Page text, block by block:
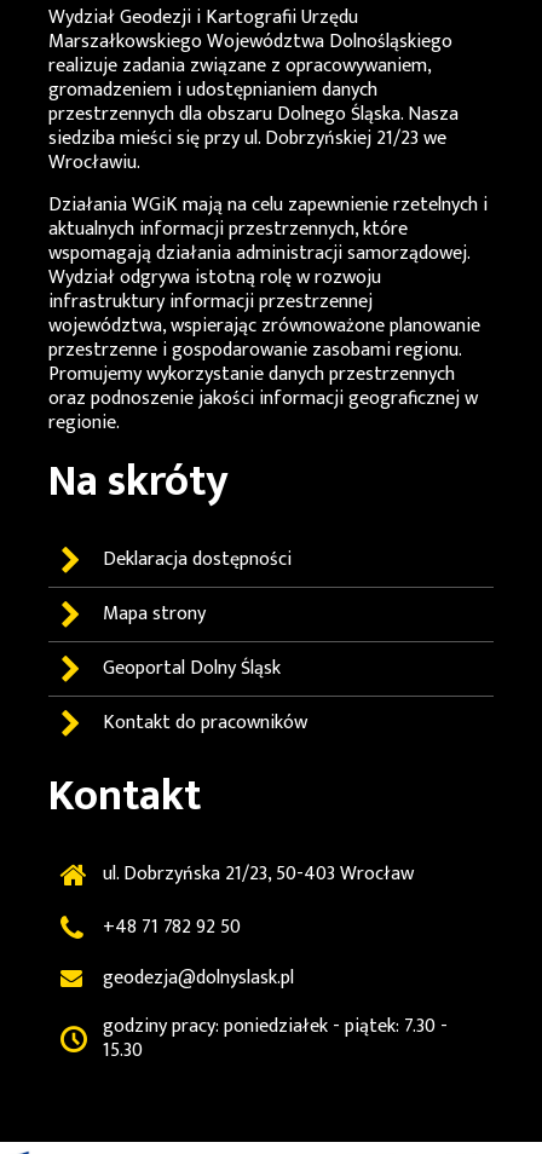
Wydział Geodezji i Kartografii Urzędu
Marszałkowskiego Województwa Dolnośląskiego
realizuje zadania związane z opracowywaniem,
gromadzeniem i udostępnianiem danych
przestrzennych dla obszaru Dolnego Śląska. Nasza
siedziba mieści się przy ul. Dobrzyńskiej 21/23 we
Wrocławiu.
DziałaniaWGiKmają na celu zapewnienie rzetelnych i
aktualnych informacji przestrzennych, które
wspomagają działania administracji samorządowej.
Wydział odgrywa istotną rolę w rozwoju
infrastruktury informacji przestrzennej
województwa, wspierając zrównoważone planowanie
przestrzenne i gospodarowanie zasobami regionu.
Promujemy wykorzystanie danych przestrzennych
oraz podnoszenie jakości informacji geograficznej w
regionie.
Na skróty
Deklaracja dostępności
Mapa strony
GeoportalDolny Śląsk
Kontakt do pracowników
Kontakt
ul. Dobrzyńska 21/23, 50-403 Wrocław
+48 71 782 92 50
geodezja@dolnyslask.pl
godziny pracy: poniedziałek - piątek: 7.30 -
15.30